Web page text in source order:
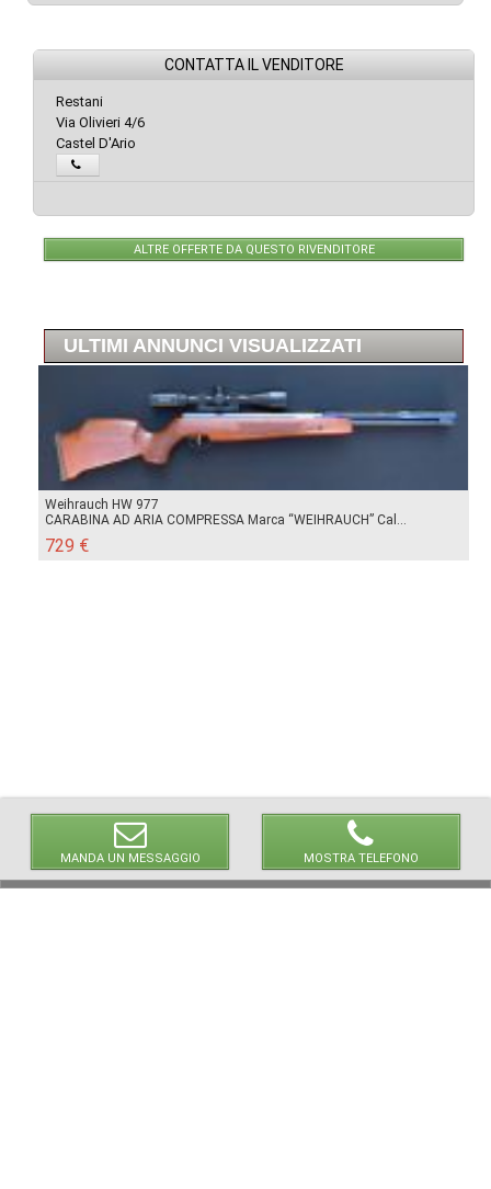
MANDA UN MESSAGGIO MOSTRA TELEFONO
CONTATTA IL VENDITORE
Restani
Via Olivieri 4/6
Castel D'Ario
ALTRE OFFERTE DA QUESTO RIVENDITORE
ULTIMI ANNUNCI VISUALIZZATI
Weihrauch HW 977
CARABINA AD ARIA COMPRESSA Marca “WEIHRAUCH” Cal...
729 €